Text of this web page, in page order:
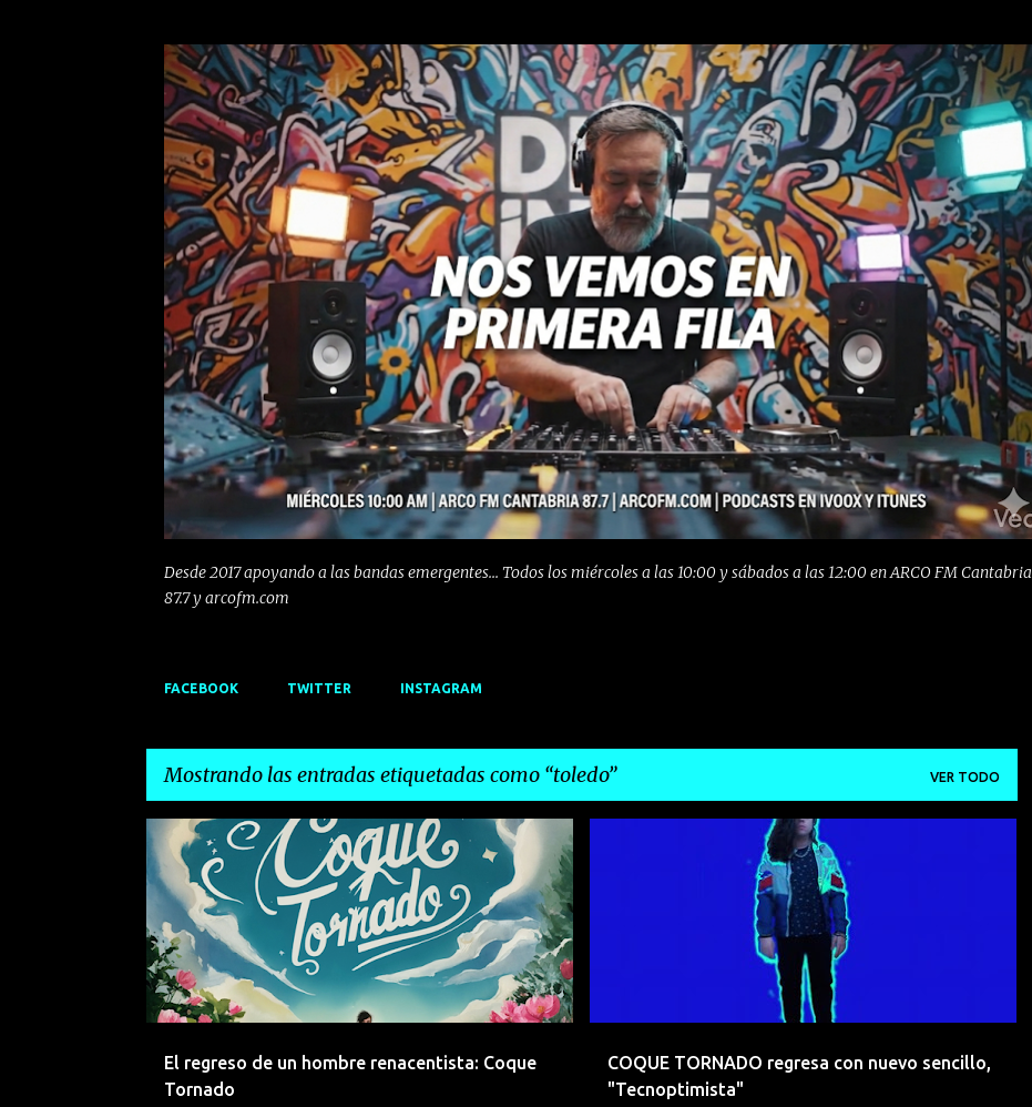
Desde 2017 apoyando a las bandas emergentes... Todos los miércoles a las 10:00 y sábados a las 12:00 en ARCO FM Cantabria
87.7 y arcofm.com
FACEBOOK TWITTER INSTAGRAM
Mostrando las entradas etiquetadas como toledo VER TODO
E
n
t
r
a
d
El regreso de un hombre renacentista: Coque
Tornado
COQUE TORNADO ELECTROINDIE ELECTROPOP
COQUE TORNADO regresa con nuevo sencillo,
"Tecnoptimista"
ELECTROINDIE